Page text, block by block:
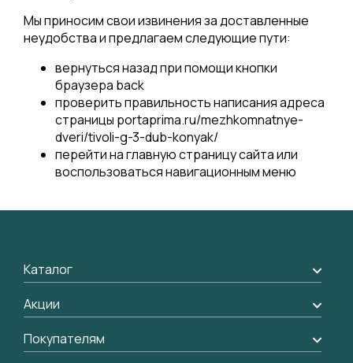
Мы приносим свои извинения за доставленные
неудобства и предлагаем следующие пути:
вернуться назад при помощи кнопки
браузера back
проверить правильность написания адреса
страницы portaprima.ru/mezhkomnatnye-
dveri/tivoli-g-3-dub-konyak/
перейти наглавную страницусайта или
воспользоваться навигационным меню
Каталог
Межкомнатные двери
Межкомнатные перегородки
Акции
Акции компании
Покупателям